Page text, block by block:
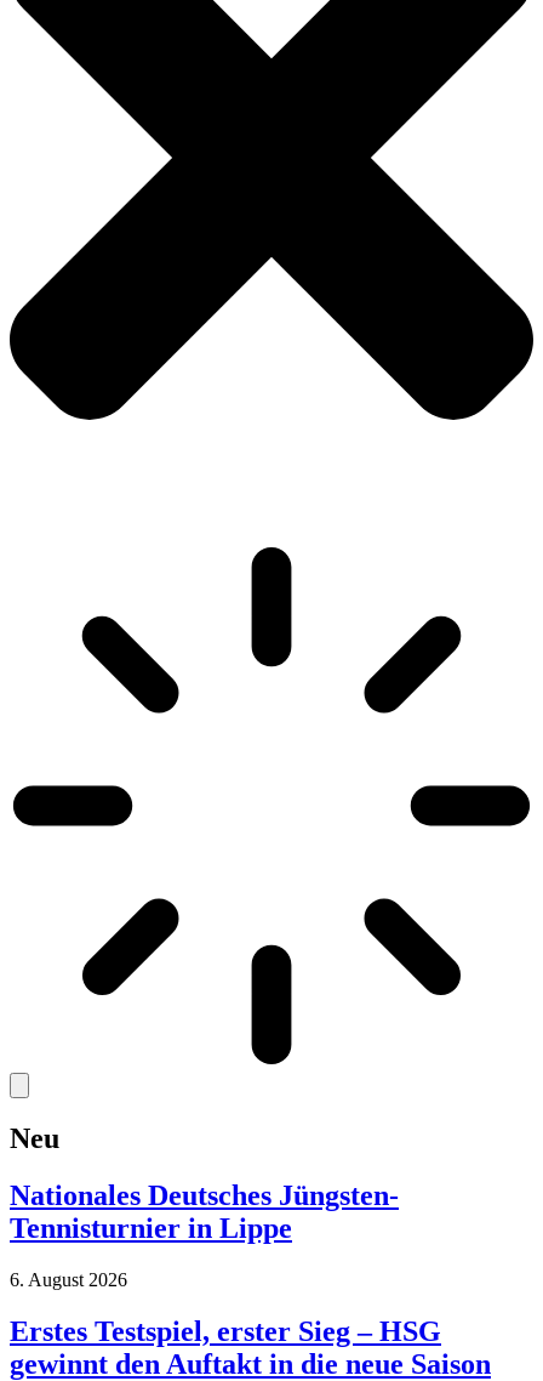
Neu
Nationales Deutsches Jüngsten-
Tennisturnier in Lippe
6. August 2026
Erstes Testspiel, erster Sieg – HSG
gewinnt den Auftakt in die neue Saison